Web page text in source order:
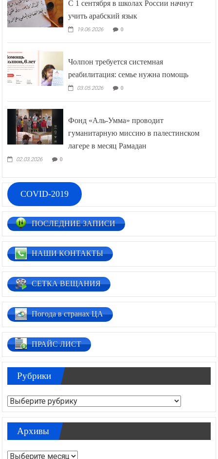
С 1 сентября в школах России начнут
учить арабский язык
19.06.2026 0
Чолпон требуется системная
реабилитация: семье нужна помощь
03.05.2026 0
Фонд «Аль-Умма» проводит
гуманитарную миссию в палестинском
лагере в месяц Рамадан
02.03.2026 0
COVID-2019
ПОСЛЕДНИЕ ЗАПИСИ
НАШИ КОНТАКТЫ
СЕТКА ВЕЩАНИЯ
Погода в странах ЦА
ПРАЙС ЛИСТ
Рубрики
Рубрики
Архивы
Архивы